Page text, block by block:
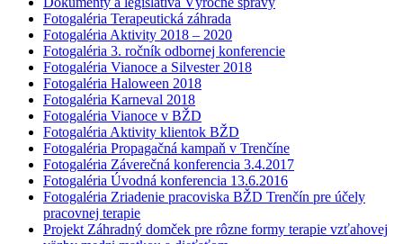
Fotogaléria Terapeutická záhrada
Fotogaléria Aktivity 2018 – 2020
Fotogaléria 3. ročník odbornej konferencie
Fotogaléria Vianoce a Silvester 2018
Fotogaléria Haloween 2018
Fotogaléria Karneval 2018
Fotogaléria Vianoce v BŽD
Fotogaléria Aktivity klientok BŽD
Fotogaléria Propagačná kampaň v Trenčíne
Fotogaléria Záverečná konferencia 3.4.2017
Fotogaléria Úvodná konferencia 13.6.2016
Fotogaléria Zriadenie pracoviska BŽD Trenčín pre účely
pracovnej terapie
Projekt Záhradný domček pre rôzne formy terapie vzťahovej